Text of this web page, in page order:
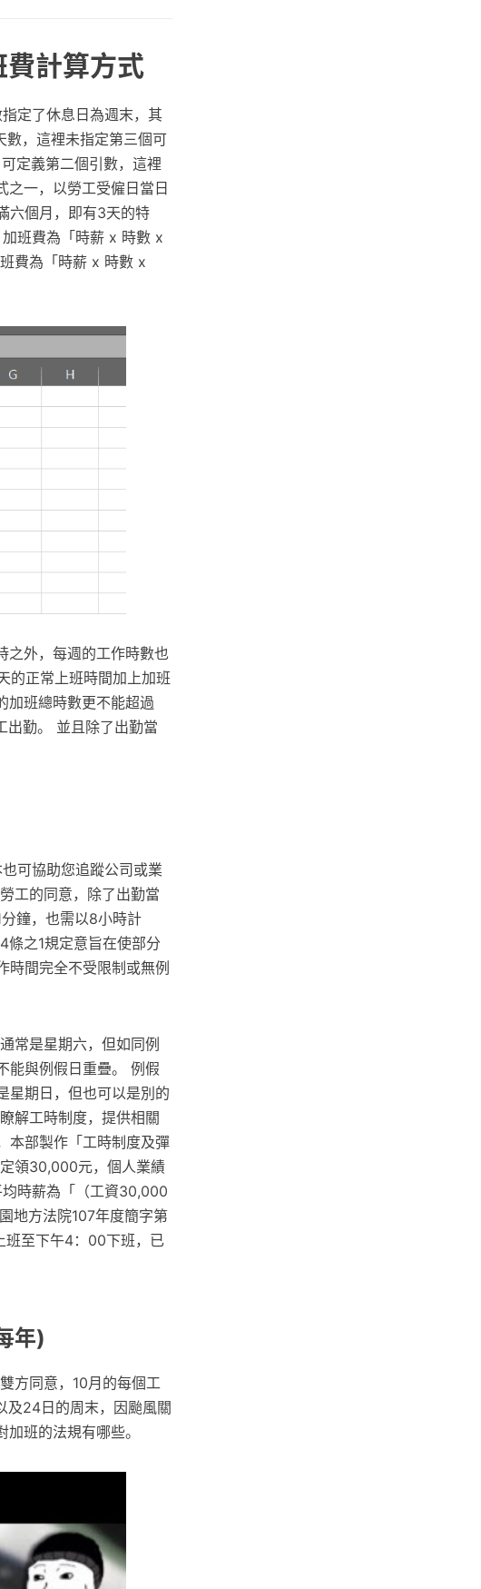
計算方式
定了休息日為週末，其
數，這裡未指定第三個可
定義第二個引數，這裡
一，以勞工受僱日當日
六個月，即有3天的特
班費為「時薪 x 時數 x
費為「時薪 x 時數 x
外，每週的工作時數也
的正常上班時間加上加班
加班總時數更不能超過
出勤。 並且除了出勤當
可協助您追蹤公司或業
工的同意，除了出勤當
鐘，也需以8小時計
之1規定意旨在使部分
時間完全不受限制或無例
常是星期六，但如同例
能與例假日重疊。 例假
星期日，但也可以是別的
解工時制度，提供相關
本部製作「工時制度及彈
領30,000元，個人業績
時薪為「（工資30,000
地方法院107年度簡字第
班至下午4：00下班，已
年)
方同意，10月的每個工
及24日的周末，因颱風關
班的法規有哪些。